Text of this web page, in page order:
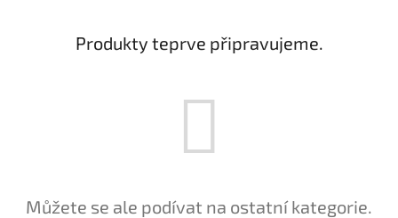
Produkty teprve připravujeme.
Můžete se ale podívat na ostatní kategorie.